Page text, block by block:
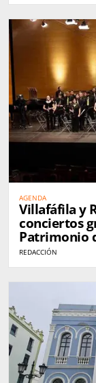
AGENDA
Villafáfila y
conciertos
Patrimonio
REDACCIÓN